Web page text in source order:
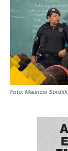
Foto: Mauricio